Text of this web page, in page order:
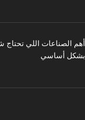
بشكل أساسي